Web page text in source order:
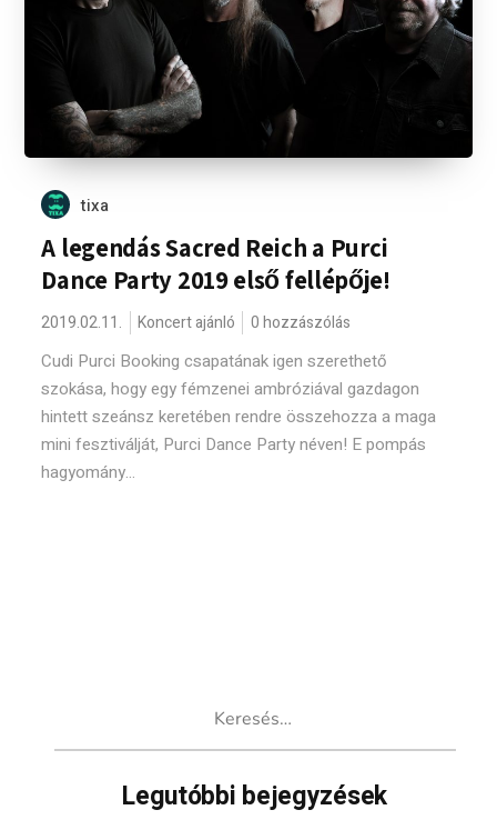
tixa
A legendás Sacred Reich a Purci
Dance Party 2019 első fellépője!
2019.02.11. Koncert ajánló 0 hozzászólás
Cudi Purci Booking csapatának igen szerethető
szokása, hogy egy fémzenei ambróziával gazdagon
hintett szeánsz keretében rendre összehozza a maga
mini fesztiválját, Purci Dance Party néven! E pompás
hagyomány...
Legutóbbi bejegyzések